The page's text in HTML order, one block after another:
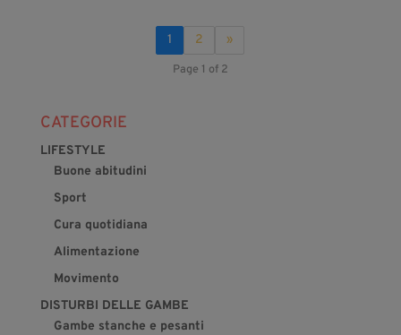
1 2 »
Page 1 of 2
CATEGORIE
LIFESTYLE
Buone abitudini
Sport
Cura quotidiana
Alimentazione
Movimento
DISTURBI DELLE GAMBE
Gambe stanche e pesanti